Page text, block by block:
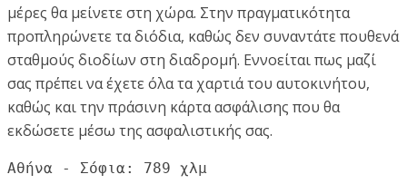
μέρες θα μείνετε στη χώρα. Στην πραγματικότητα
προπληρώνετε τα διόδια, καθώς δεν συναντάτε πουθενά
σταθμούς διοδίων στη διαδρομή. Εννοείται πως μαζί
σας πρέπει να έχετε όλα τα χαρτιά του αυτοκινήτου,
καθώς και την πράσινη κάρτα ασφάλισης που θα
εκδώσετε μέσω της ασφαλιστικής σας.
Αθήνα - Σόφια: 789 χλμ